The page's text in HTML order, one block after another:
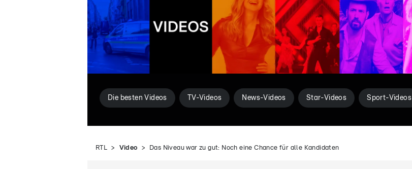
Die besten Videos TV-Videos News-Videos Star-Videos Sport-Videos
RTL Video Das Niveau war zu gut: Noch eine Chance für alle Kandidaten